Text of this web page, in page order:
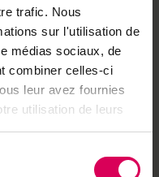
trafic. Nous
sur l'utilisation de
médias sociaux, de
combiner celles-ci
leur avez fournies
utilisation de leurs